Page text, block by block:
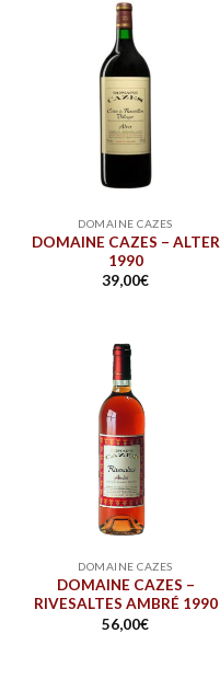
DOMAINE CAZES
DOMAINE CAZES – ALTER
1990
39,00€
DOMAINE CAZES
DOMAINE CAZES –
RIVESALTES AMBRÉ 1990
56,00€